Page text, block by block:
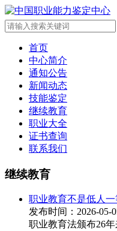
首页
中心简介
通知公告
新闻动态
技能鉴定
继续教育
职业大全
证书查询
联系我们
继续教育
职业教育不是低人
发布时间：2026-05-
职业教育法颁布26